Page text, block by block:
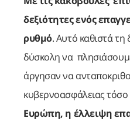
δεξιότητες ενός
ρυθμό. Αυτό καθιστά τη
δύσκολη να
άργησαν να
κυβερνοασφάλειας
Ευρώπη, η έλλειψη